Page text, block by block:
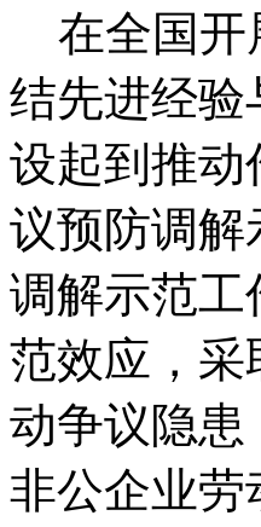
在全国开
结先进经验
设起到推动
议预防调解
调解示范工
范效应，采
动争议隐患
非公企业劳